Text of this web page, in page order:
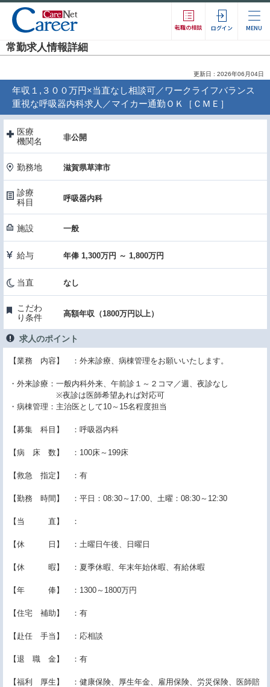
転職の相談 ログイン MENU
常勤求人情報詳細
更新日 : 2026年06月04日
年収１,３００万円×当直なし相談可／ワークライフバランス
重視な呼吸器内科求人／マイカー通勤ＯＫ［ＣＭＥ］
医療
機関名
非公開
勤務地 滋賀県草津市
診療
科目
呼吸器内科
施設 一般
給与 年俸 1,300万円 ～ 1,800万円
当直 なし
こだわ
り条件
高額年収（1800万円以上）
求人のポイント
【業務 内容】 ：外来診療、病棟管理をお願いいたします。
・外来診療：一般内科外来、午前診１～２コマ／週、夜診なし
※夜診は医師希望あれば対応可
・病棟管理：主治医として10～15名程度担当
【募集 科目】 ：呼吸器内科
【病 床 数】 ：100床～199床
【救急 指定】 ：有
【勤務 時間】 ：平日：08:30～17:00、土曜：08:30～12:30
【当 直】 ：
【休 日】 ：土曜日午後、日曜日
【休 暇】 ：夏季休暇、年末年始休暇、有給休暇
【年 俸】 ：1300～1800万円
【住宅 補助】 ：有
【赴任 手当】 ：応相談
【退 職 金】 ：有
【福利 厚生】 ：健康保険、厚生年金、雇用保険、労災保険、医師賠